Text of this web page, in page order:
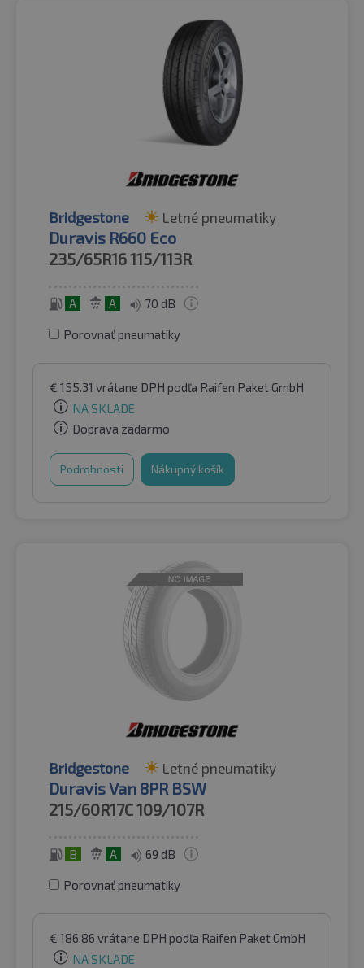
Bridgestone Letné pneumatiky
Duravis R660 Eco
235/65R16115/113R
A A 70 dB
Porovnať pneumatiky
€ 155.31 vrátane DPH podľa Raifen Paket GmbH
NA SKLADE
Doprava zadarmo
Podrobnosti Nákupný košík
Bridgestone Letné pneumatiky
Duravis Van 8PR BSW
215/60R17C109/107R
B A 69 dB
Porovnať pneumatiky
€ 186.86 vrátane DPH podľa Raifen Paket GmbH
NA SKLADE